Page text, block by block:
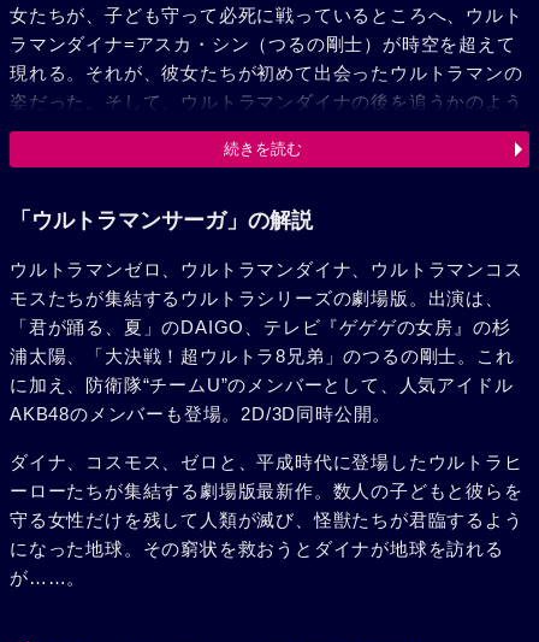
女たちが、子ども守って必死に戦っているところへ、ウルト
ラマンダイナ=アスカ・シン（つるの剛士）が時空を超えて
現れる。それが、彼女たちが初めて出会ったウルトラマンの
姿だった。そして、ウルトラマンダイナの後を追うかのよう
に、ウルトラマンコスモス=春野ムサシ（杉浦太陽）とウル
トラマンゼロも、自分たちの宇宙から時空を超えて、この地
んでしまったタイガ・ノゾム（DAIGO）が、瀕死の重傷を
共感して、彼と一心同体になる。しかし、ウルトラマンの力
を手にしたことを素直に受け入れられないタイガ。そんな
中、チームUのメンバーと合流したタイガとムサシの前に、
地球を支配する邪悪な侵略者、触角宇宙人バット星人が姿を
現す。ついにその魔の手が、残された子どもたちに迫
る……！
続きを読む
「ウルトラマンサーガ」の解説
ウルトラマンゼロ、ウルトラマンダイナ、ウルトラマンコス
モスたちが集結するウルトラシリーズの劇場版。出演は、
「君が踊る、夏」のDAIGO、テレビ『ゲゲゲの女房』の杉
浦太陽、「大決戦！超ウルトラ8兄弟」のつるの剛士。これ
に加え、防衛隊“チームU”のメンバーとして、人気アイドル
AKB48のメンバーも登場。2D/3D同時公開。
ダイナ、コスモス、ゼロと、平成時代に登場したウルトラヒ
ーローたちが集結する劇場版最新作。数人の子どもと彼らを
守る女性だけを残して人類が滅び、怪獣たちが君臨するよう
になった地球。その窮状を救おうとダイナが地球を訪れる
が……。